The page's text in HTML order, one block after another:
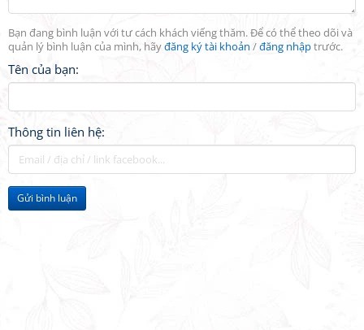
Bạn đang bình luận với tư cách khách viếng thăm. Để có thể theo dõi và
quản lý bình luận của mình, hãyđăng ký tài khoản /đăng nhậptrước.
Tên của bạn:
Thông tin liên hệ:
Gửi bình luận